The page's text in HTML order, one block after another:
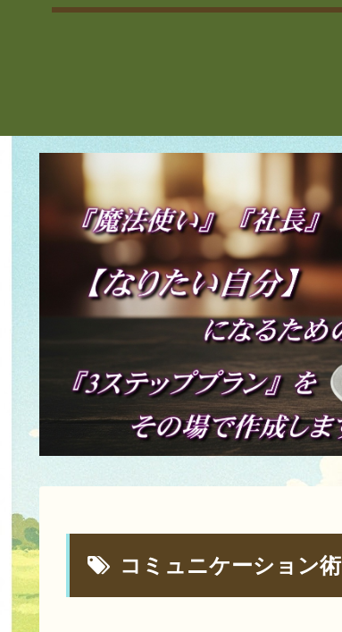
コミュニケーション術